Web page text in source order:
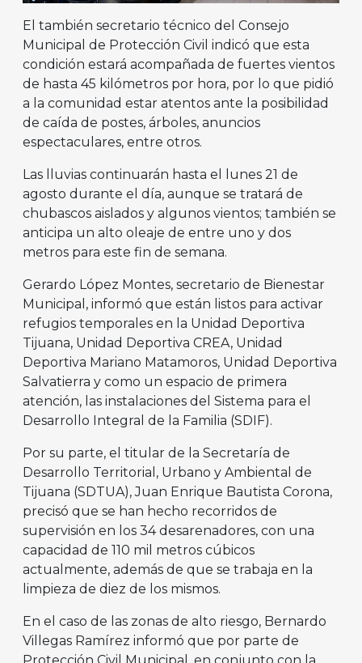
El también secretario técnico del Consejo
Municipal de Protección Civil indicó que esta
condición estará acompañada de fuertes vientos
de hasta 45 kilómetros por hora, por lo que pidió
a la comunidad estar atentos ante la posibilidad
de caída de postes, árboles, anuncios
espectaculares, entre otros.
Las lluvias continuarán hasta el lunes 21 de
agosto durante el día, aunque se tratará de
chubascos aislados y algunos vientos; también se
anticipa un alto oleaje de entre uno y dos
metros para este fin de semana.
Gerardo López Montes, secretario de Bienestar
Municipal, informó que están listos para activar
refugios temporales en la Unidad Deportiva
Tijuana, Unidad Deportiva CREA, Unidad
Deportiva Mariano Matamoros, Unidad Deportiva
Salvatierra y como un espacio de primera
atención, las instalaciones del Sistema para el
Desarrollo Integral de la Familia (SDIF).
Por su parte, el titular de la Secretaría de
Desarrollo Territorial, Urbano y Ambiental de
Tijuana (SDTUA), Juan Enrique Bautista Corona,
precisó que se han hecho recorridos de
supervisión en los 34 desarenadores, con una
capacidad de 110 mil metros cúbicos
actualmente, además de que se trabaja en la
limpieza de diez de los mismos.
En el caso de las zonas de alto riesgo, Bernardo
Villegas Ramírez informó que por parte de